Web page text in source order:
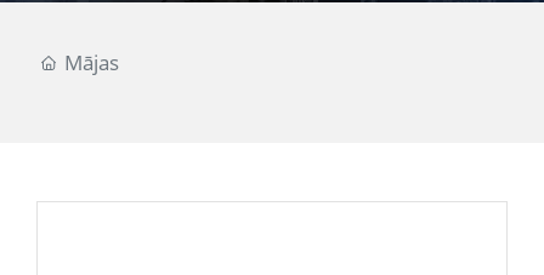
Mājas